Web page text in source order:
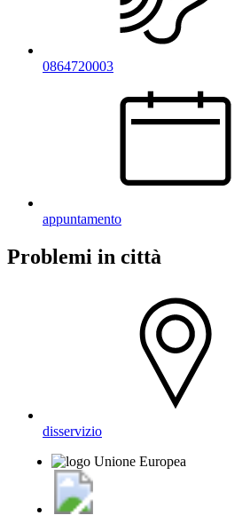
0864720003
appuntamento
Problemi in città
disservizio